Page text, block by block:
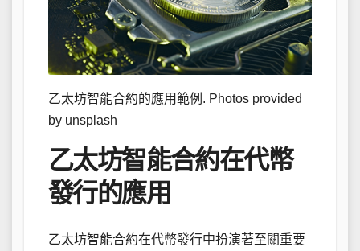
乙太坊智能合約的應用範例. Photos provided
by unsplash
乙太坊智能合約在代幣
發行的應用
乙太坊智能合約在代幣發行中扮演著至關重要